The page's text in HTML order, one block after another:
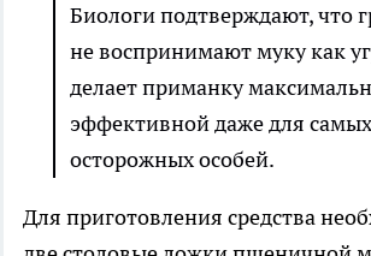
Биологи подтверждают, что
не воспринимают муку как
делает приманку
эффективной даже для самых
осторожных особей.
Для приготовления средства